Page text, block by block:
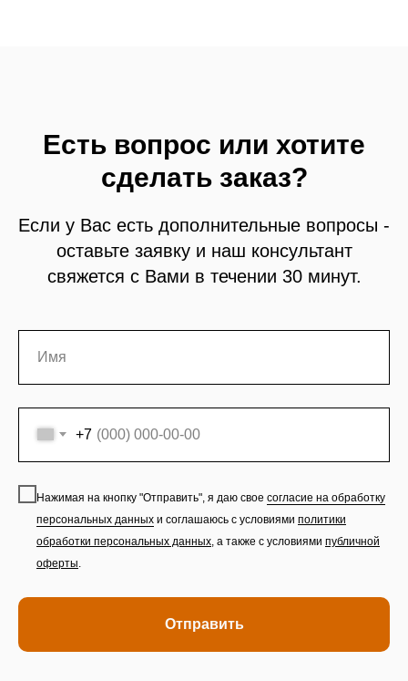
Есть вопрос или хотите
сделать заказ?
Если у Вас есть дополнительные вопросы -
оставьте заявку и наш консультант
свяжется с Вами в течении 30 минут.
+7
Нажимая на кнопку "Отправить", я даю свое согласие на обработку
персональных данных и соглашаюсь с условиями политики
обработки персональных данных, а также с условиями публичной
оферты.
Отправить